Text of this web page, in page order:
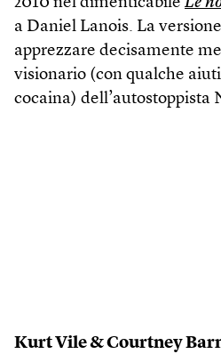
a Daniel Lanois. La
apprezzare decisamente
visionario (con qualche
cocaina) dell’autostoppista
Kurt Vile & Courtney